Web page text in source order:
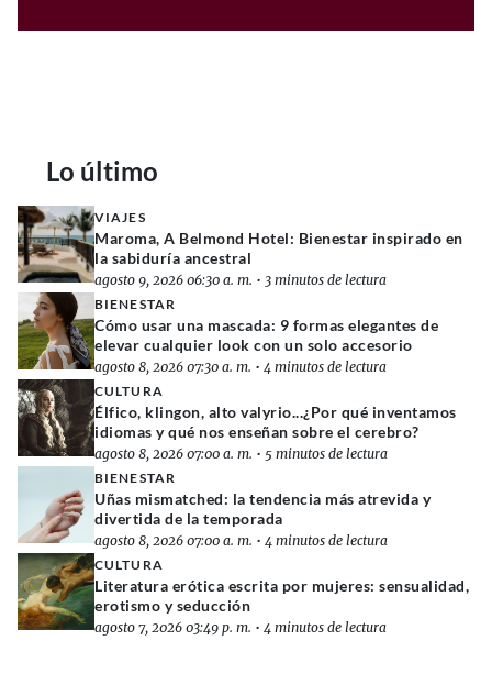
Lo último
VIAJES
Maroma, A Belmond Hotel: Bienestar inspirado en
la sabiduría ancestral
agosto 9, 2026 06:30 a. m. • 3 minutos de lectura
BIENESTAR
Cómo usar una mascada: 9 formas elegantes de
elevar cualquier look con un solo accesorio
agosto 8, 2026 07:30 a. m. • 4 minutos de lectura
CULTURA
Élfico, klingon, alto valyrio...¿Por qué inventamos
idiomas y qué nos enseñan sobre el cerebro?
agosto 8, 2026 07:00 a. m. • 5 minutos de lectura
BIENESTAR
Uñas mismatched: la tendencia más atrevida y
divertida de la temporada
agosto 8, 2026 07:00 a. m. • 4 minutos de lectura
CULTURA
Literatura erótica escrita por mujeres: sensualidad,
erotismo y seducción
agosto 7, 2026 03:49 p. m. • 4 minutos de lectura